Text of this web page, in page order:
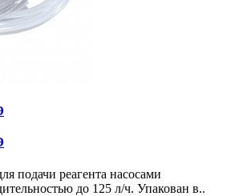
подачи реагента насосами
до 125 л/ч. Упакован в..